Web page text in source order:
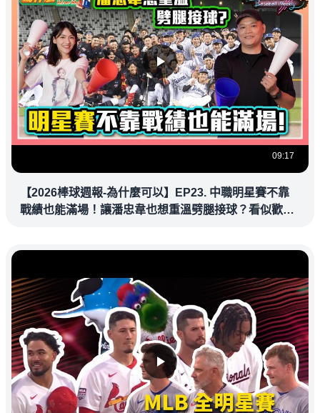
09:17
【2026棒球週報-為什麼可以】EP23. 中職明星賽不靠
戰績也能滿場！讓潘忠韋也想重溫劈腿接球？看似歡樂